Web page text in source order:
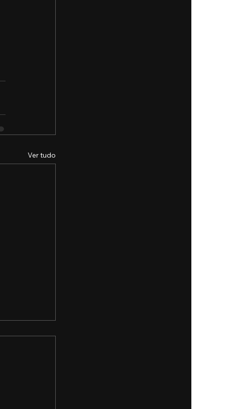
Ver tudo